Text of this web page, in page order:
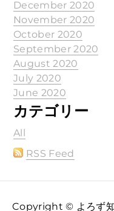
December 2020
November 2020
October 2020
September 2020
August 2020
July 2020
June 2020
カテゴリー
All
RSS Feed
Copyright © よろず